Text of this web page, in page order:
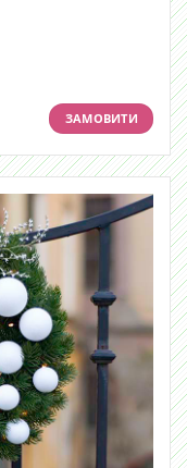
ЗАМОВИТИ